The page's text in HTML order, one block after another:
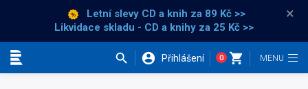
Letní slevy CD a knih za 89 Kč >>
Likvidace skladu - CD a knihy za 25 Kč >>
×
Přihlášení 0